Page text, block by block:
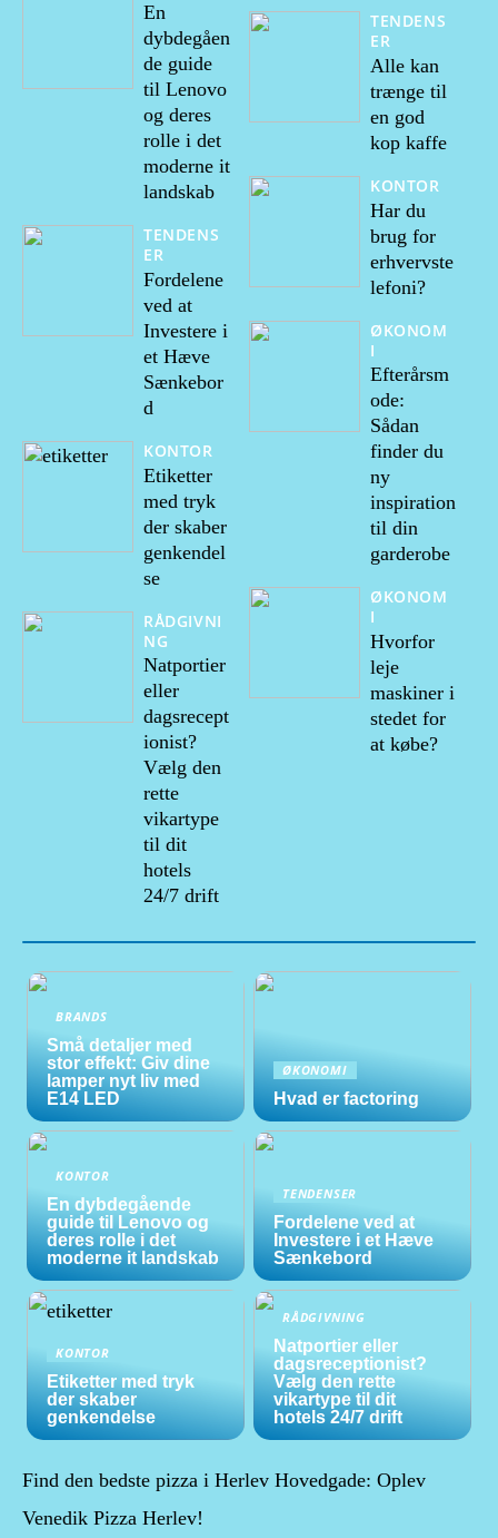
En
dybdegåen
de guide
til Lenovo
og deres
rolle i det
moderne it
landskab
TENDENS
ER
Fordelene
ved at
Investere i
et Hæve
Sænkebor
d
KONTOR
Etiketter
med tryk
der skaber
genkendel
se
RÅDGIVNI
NG
Natportier
eller
dagsrecept
ionist?
Vælg den
rette
vikartype
til dit
hotels
24/7 drift
TENDENS
ER
Alle kan
trænge til
en god
kop kaffe
KONTOR
Har du
brug for
erhvervste
lefoni?
ØKONOM
I
Efterårsm
ode:
Sådan
finder du
ny
inspiration
til din
garderobe
ØKONOM
I
Hvorfor
leje
maskiner i
stedet for
at købe?
BRANDS
Små detaljer med
stor effekt: Giv dine
lamper nyt liv med
E14 LED
ØKONOMI
Hvad er factoring
KONTOR
En dybdegående
guide til Lenovo og
deres rolle i det
moderne it landskab
TENDENSER
Fordelene ved at
Investere i et Hæve
Sænkebord
KONTOR
Etiketter med tryk
der skaber
genkendelse
RÅDGIVNING
Natportier eller
dagsreceptionist?
Vælg den rette
vikartype til dit
hotels 24/7 drift
Find den bedste pizza i Herlev Hovedgade: Oplev
Venedik Pizza Herlev!